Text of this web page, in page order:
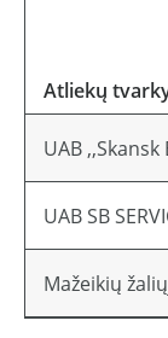
Atliekų
UAB ,,Skansk
UAB SB
Mažeikių